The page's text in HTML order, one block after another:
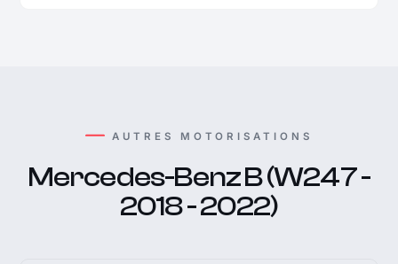
AUTRES MOTORISATIONS
Mercedes-Benz B (W247 -
2018 - 2022)